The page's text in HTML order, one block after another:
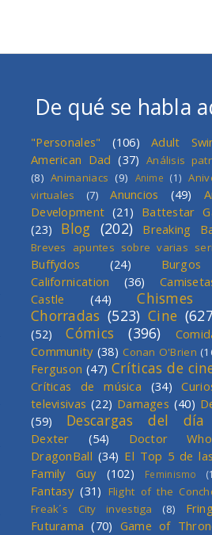
De qué se habla
"Personales" (106) Adult
American Dad (37) Análisis
(8) Animaniacs (9) Anime (1)
virtuales
(7) Anuncios (49)
Development (21) Battestar
(23)
Blog (202) Breaking
Breves apuntes sobre varias
Buffydos (24) Burgos
Californication
(36)
Castle
(44) Chismes
Chorradas (523) Cine
(52)
Cómics (396)
Community (38) Conan O'Brien
Ferguson (47) Críticas de
Críticas de música (34)
televisivas (22) Damages (40)
(59)
Descargas del día
Dexter (54) Doctor Who
DragonBall (34) El Top 5 de
Family Guy
(102) Feminismo
Fantasy (31) Flight of the
Freak´s City investiga
(8)
Futurama (70) Game of